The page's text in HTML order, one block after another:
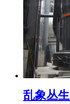
乱象丛